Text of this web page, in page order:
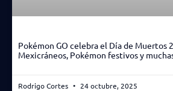
Pokémon GO celebra el Día de Muertos
Mexicráneos, Pokémon festivos y
Rodrigo Cortes 24 octubre, 2025